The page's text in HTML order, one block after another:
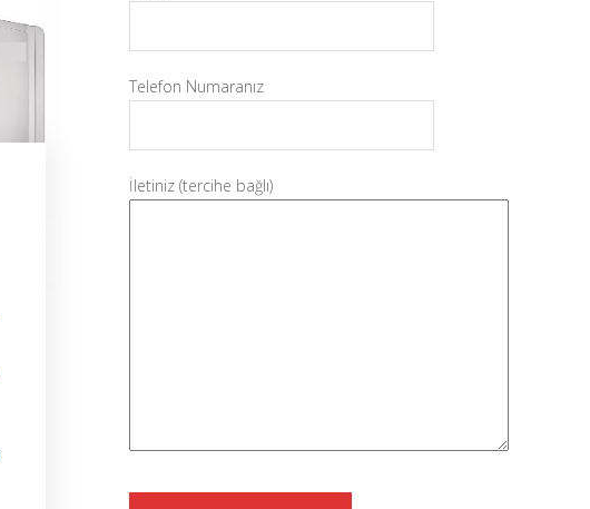
Telefon Numaranız
İletiniz (tercihe bağlı)